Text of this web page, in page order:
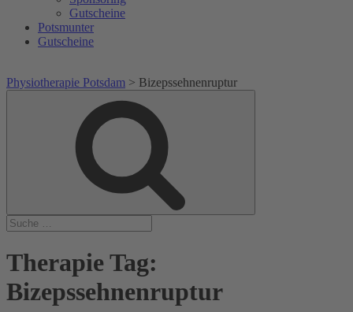
Gutscheine
Potsmunter
Gutscheine
Physiotherapie Potsdam > Bizepssehnenruptur
Therapie Tag:
Bizepssehnenruptur